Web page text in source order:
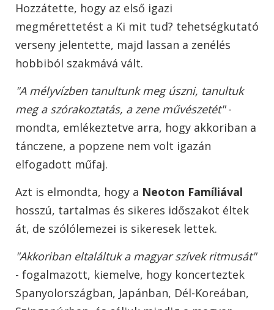
Hozzátette, hogy az első igazi
megmérettetést a Ki mit tud? tehetségkutató
verseny jelentette, majd lassan a zenélés
hobbiból szakmává vált.
"A mélyvízben tanultunk meg úszni, tanultuk
meg a szórakoztatás, a zene művészetét"-
mondta, emlékeztetve arra, hogy akkoriban a
tánczene, a popzene nem volt igazán
elfogadott műfaj.
Azt is elmondta, hogy a Neoton Famíliával
hosszú, tartalmas és sikeres időszakot éltek
át, de szólólemezei is sikeresek lettek.
"Akkoriban eltaláltuk a magyar szívek ritmusát"
- fogalmazott, kiemelve, hogy koncerteztek
Spanyolországban, Japánban, Dél-Koreában,